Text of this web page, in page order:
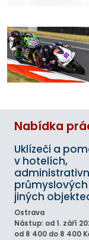
Nabídka
Uklízeči a
v hotelích,
jiných
Ostrava
Nástup: od 1. září
od 8 400 do 8 400